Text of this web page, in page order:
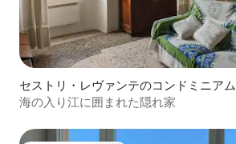
セストリ・レヴァンテのコンドミニアム
海の入り江に囲まれた隠れ家